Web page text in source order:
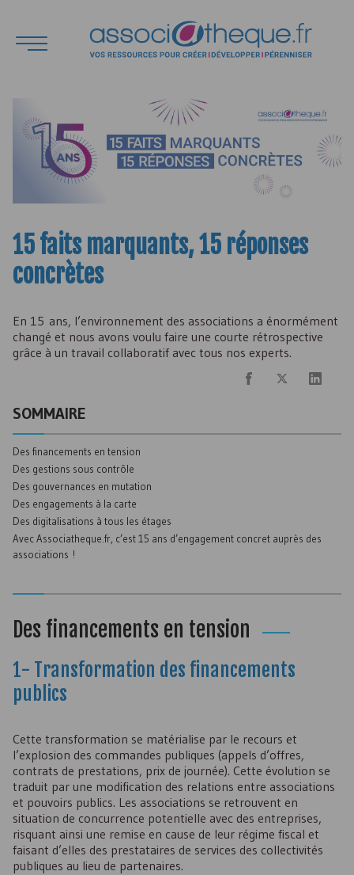
15 faits marquants, 15 réponses
concrètes
En 15 ans, l’environnement des associations a énormément
changé et nous avons voulu faire une courte rétrospective
grâce à un travail collaboratif avec tous nos experts.
SOMMAIRE
Des financements en tension
Des gestions sous contrôle
Des gouvernances en mutation
Des engagements à la carte
Des digitalisations à tous les étages
Avec Associatheque.fr, c’est 15 ans d’engagement concret auprès des
associations !
Des financements en tension
1- Transformation des financements
publics
Cette transformation se matérialise par le recours et
l’explosion des commandes publiques (appels d’offres,
contrats de prestations, prix de journée). Cette évolution se
traduit par une modification des relations entre associations
et pouvoirs publics. Les associations se retrouvent en
situation de concurrence potentielle avec des entreprises,
risquant ainsi une remise en cause de leur régime fiscal et
faisant d’elles des prestataires de services des collectivités
publiques au lieu de partenaires.